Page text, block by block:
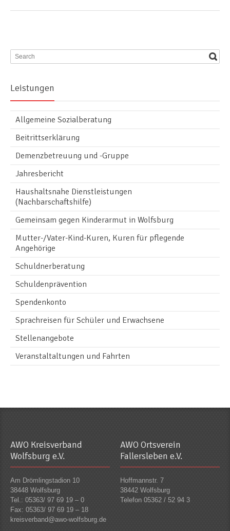
Leistungen
Allgemeine Sozialberatung
Beitrittserklärung
Demenzbetreuung und -Gruppe
Jahresbericht
Haushaltsnahe Dienstleistungen
(Nachbarschaftshilfe)
Gemeinsam gegen Kinderarmut in Wolfsburg
Mutter-/Vater-Kind-Kuren, Kuren für pflegende
Angehörige
Schuldnerberatung
Schuldenprävention
Spendenkonto
Sprachreisen für Schüler und Erwachsene
Stellenangebote
Veranstaltaltungen und Fahrten
AWO Kreisverband
Wolfsburg e.V.
Am Drömlingstadion 10
38448 Wolfsburg
Tel.: 05363/ 97 69 19 – 0
Fax: 05363/ 97 69 19 – 18
kreisverband@awo-wolfsburg.de
AWO Ortsverein
Fallersleben e.V.
Hoffmannstr. 7
38442 Wolfsburg
Telefon 05362 / 52 94 3